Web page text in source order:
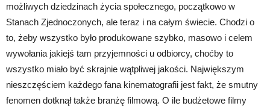
możliwych dziedzinach życia społecznego, początkowo w
Stanach Zjednoczonych, ale teraz i na całym świecie. Chodzi o
to, żeby wszystko było produkowane szybko, masowo i celem
wywołania jakiejś tam przyjemności u odbiorcy, choćby to
wszystko miało być skrajnie wątpliwej jakości. Największym
nieszczęściem każdego fana kinematografii jest fakt, że smutny
fenomen dotknął także branżę filmową. O ile budżetowe filmy